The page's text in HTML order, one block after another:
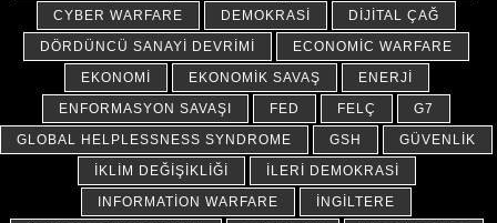
CYBER WARFARE
DEMOKRASI
DIJITAL ÇAĞ
DÖRDÜNCÜ SANAYI DEVRIMI
ECONOMIC WARFARE
EKONOMI
EKONOMIK SAVAŞ
ENERJI
ENFORMASYON SAVAŞI
FED FELÇ
G7
GLOBAL HELPLESSNESS SYNDROME
GSH
GÜVENLIK
İKLIM DEĞIŞIKLIĞI
İLERI DEMOKRASI
INFORMATION WARFARE
İNGILTERE